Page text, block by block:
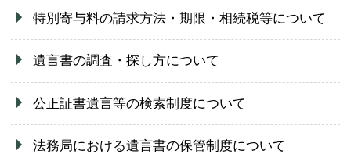
特別寄与料の請求方法・期限・相続税等について
遺言書の調査・探し方について
公正証書遺言等の検索制度について
法務局における遺言書の保管制度について